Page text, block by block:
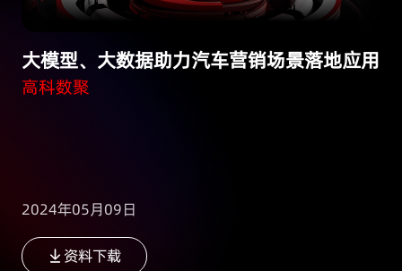
大模型、大数据助力汽车营销场景落地应用
高科数聚
2024年05月09日
资料下载